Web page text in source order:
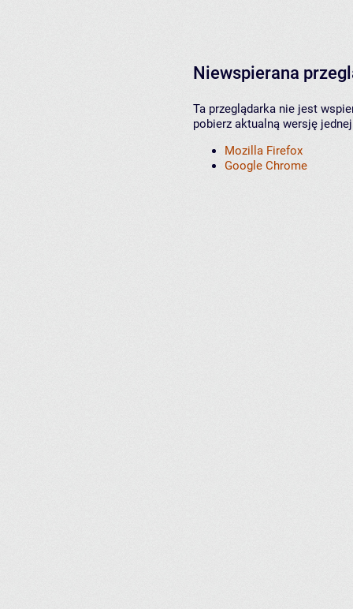
Niewspierana
Ta przeglądarka nie jest
pobierz aktualną wersję
Mozilla Firefox
Google Chrome